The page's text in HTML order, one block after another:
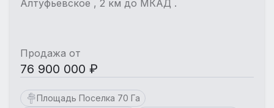
Алтуфьевское , 2 км до МКАД .
Продажа от
76 900 000 ₽
Площадь Поселка 70 Га